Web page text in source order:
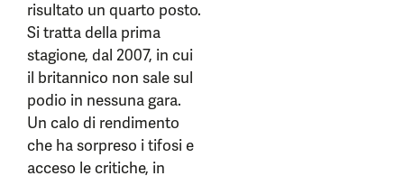
risultato un quarto posto.
Si tratta della prima
stagione, dal 2007, in cui
il britannico non sale sul
podio in nessuna gara.
Un calo di rendimento
che ha sorpreso i tifosi e
acceso le critiche, in